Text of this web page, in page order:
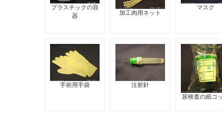
プラスチックの容
器
加工肉用ネット
マスク
手術用手袋
注射針
尿検査の紙コ